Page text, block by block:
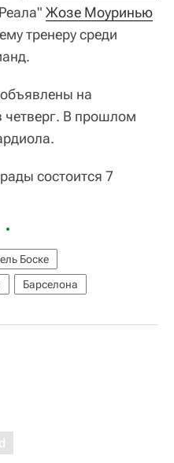
Жозе Моуринью
тренеру среди
на
четверг. В прошлом
состоится 7
Боске
Барселона